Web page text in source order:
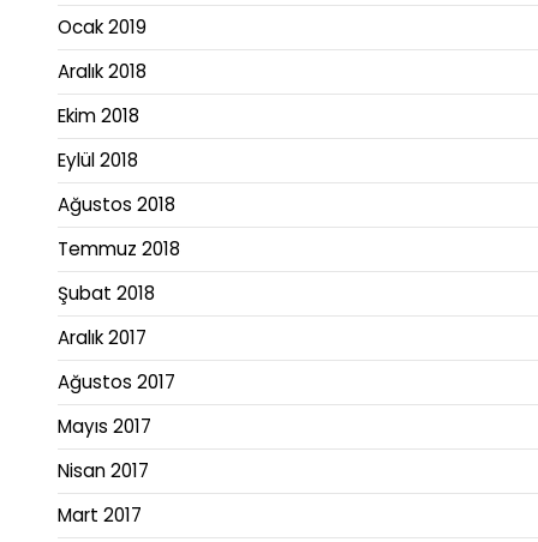
Ocak 2019
Aralık 2018
Ekim 2018
Eylül 2018
Ağustos 2018
Temmuz 2018
Şubat 2018
Aralık 2017
Ağustos 2017
Mayıs 2017
Nisan 2017
Mart 2017